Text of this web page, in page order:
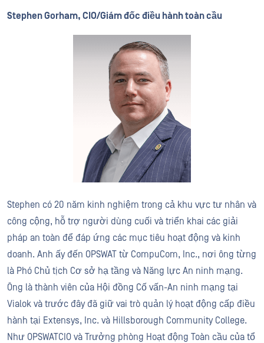
Stephen Gorham, CIO/Giám đốc điều hành toàn cầu
Stephen có 20 năm kinh nghiệm trong cả khu vực tư nhân và
công cộng, hỗ trợ người dùng cuối và triển khai các giải
pháp an toàn để đáp ứng các mục tiêu hoạt động và kinh
doanh. Anh ấy đến OPSWAT từ CompuCom, Inc., nơi ông từng
là Phó Chủ tịch Cơ sở hạ tầng và Năng lực An ninh mạng.
Ông là thành viên của Hội đồng Cố vấn-An ninh mạng tại
Vialok và trước đây đã giữ vai trò quản lý hoạt động cấp điều
hành tại Extensys, Inc. và Hillsborough Community College.
Như OPSWATCIO và Trưởng phòng Hoạt động Toàn cầu của tổ